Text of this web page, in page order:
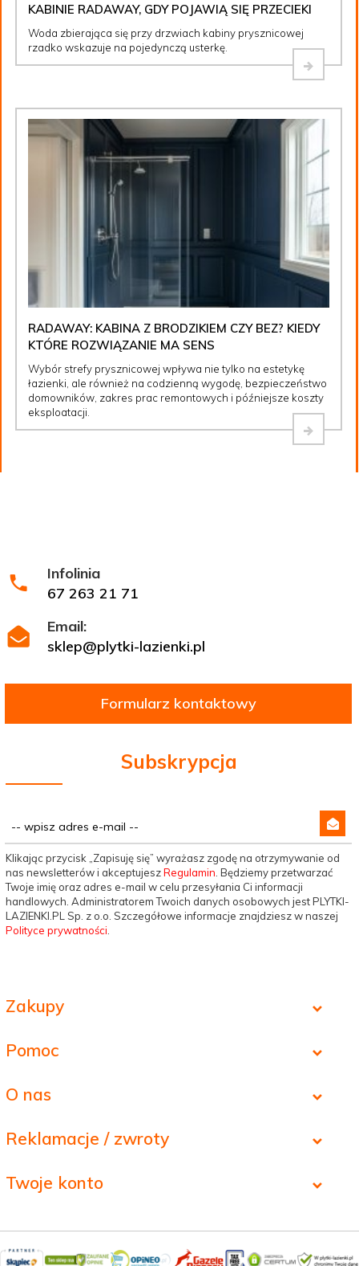
KABINIE RADAWAY, GDY POJAWIĄ SIĘ PRZECIEKI
Woda zbierająca się przy drzwiach kabiny prysznicowej
rzadko wskazuje na pojedynczą usterkę.
RADAWAY: KABINA Z BRODZIKIEM CZY BEZ? KIEDY
KTÓRE ROZWIĄZANIE MA SENS
Wybór strefy prysznicowej wpływa nie tylko na estetykę
łazienki, ale również na codzienną wygodę, bezpieczeństwo
domowników, zakres prac remontowych i późniejsze koszty
eksploatacji.
Infolinia
67 263 21 71
Email:
sklep@plytki-lazienki.pl
Formularz kontaktowy
Subskrypcja
Klikając przycisk „Zapisuję się” wyrażasz zgodę na otrzymywanie od
nas newsletterów i akceptujeszRegulamin. Będziemy przetwarzać
Twoje imię oraz adres e-mail w celu przesyłania Ci informacji
handlowych. Administratorem Twoich danych osobowych jest PLYTKI-
LAZIENKI.PL Sp. z o.o. Szczegółowe informacje znajdziesz w naszej
Polityce prywatności.
Zakupy
Pomoc
O nas
Reklamacje / zwroty
Twoje konto